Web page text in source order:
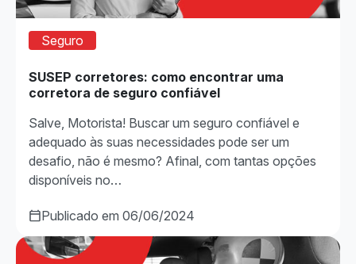
Seguro
SUSEP corretores: como encontrar uma
corretora de seguro confiável
Salve, Motorista! Buscar um seguro confiável e
adequado às suas necessidades pode ser um
desafio, não é mesmo? Afinal, com tantas opções
disponíveis no…
Publicado em 06/06/2024